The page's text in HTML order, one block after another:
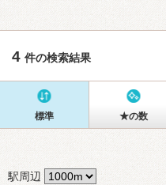
4 件の検索結果
標準 ★の数
駅周辺